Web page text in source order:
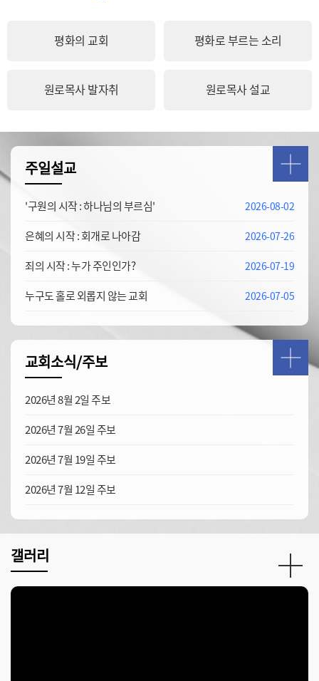
평화의 교회 평화로 부르는 소리
원로목사 발자취 원로목사 설교
주일설교
'구원의 시작 : 하나님의 부르심' 2026-08-02
은혜의 시작 : 회개로 나아감 2026-07-26
죄의 시작 : 누가 주인인가? 2026-07-19
누구도 홀로 외롭지 않는 교회 2026-07-05
교회소식/주보
2026년 8월 2일 주보
2026년 7월 26일 주보
2026년 7월 19일 주보
2026년 7월 12일 주보
갤러리